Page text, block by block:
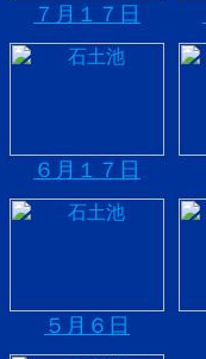
７月１７日
６月１７日
５月６日